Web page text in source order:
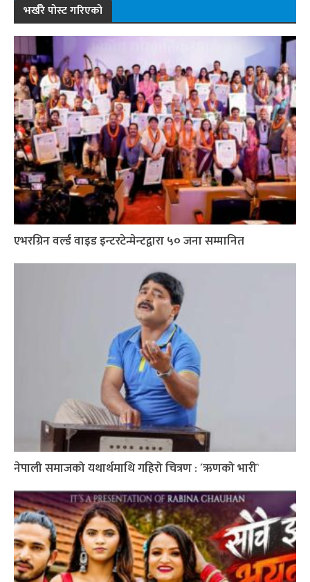
भर्खरै पोस्ट गरिएको
एभरग्रिन वर्ल्ड वाइड इन्टरटेन्मेन्टद्वारा ५० जना सम्मानित
नेपाली समाजको यथार्थमाथि गहिरो चित्रण : ´ऋणको भारी`